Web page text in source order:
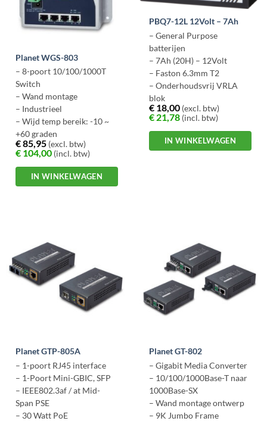
gekozen
worden
op
productpagina
Planet WGS-803
– 8-poort 10/100/1000T
Switch
– Wand montage
– Industrieel
– Wijd temp bereik: -10 ~
+60 graden
– IP30 Flat type
€85,95 (excl. btw)
€ 104,00 (incl. btw)
IN WINKELWAGEN
PBQ7-12L 12Volt – 7Ah
– General Purpose
batterijen
– 7Ah (20H) – 12Volt
– Faston 6.3mm T2
– Onderhoudsvrij VRLA
blok
– ABS Behuizing
€ 18,00 (excl. btw)
€ 21,78 (incl. btw)
IN WINKELWAGEN
Planet GTP-805A
– 1-poort RJ45 interface
– 1-Poort Mini-GBIC, SFP
– IEEE802.3af / at Mid-
Span PSE
– 30 Watt PoE
Planet GT-802
– Gigabit Media Converter
– 10/100/1000Base-T naar
1000Base-SX
– Wand montage ontwerp
– 9K Jumbo Frame